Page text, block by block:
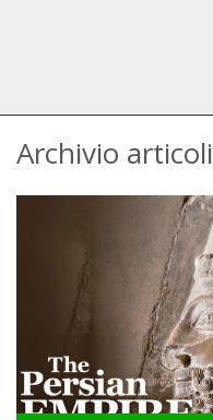
Archivio articoli